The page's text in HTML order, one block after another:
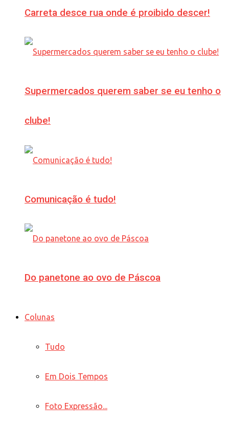
Carreta desce rua onde é proibido descer!
Supermercados querem saber se eu tenho o
clube!
Comunicação é tudo!
Do panetone ao ovo de Páscoa
Colunas
Tudo
Em Dois Tempos
Foto Expressão...